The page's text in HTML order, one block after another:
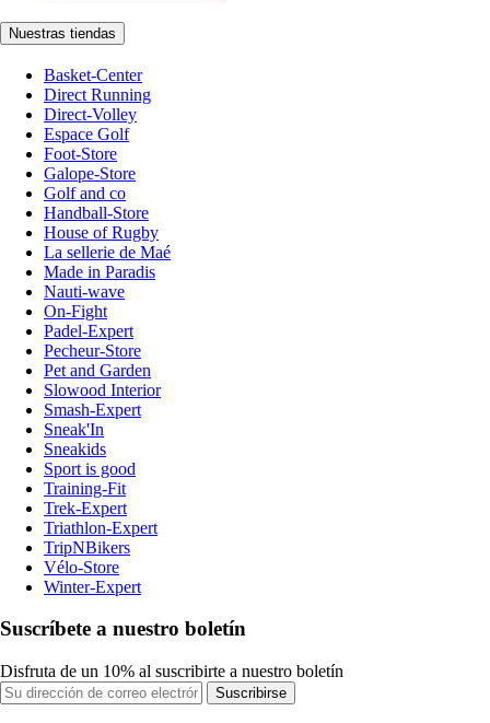
Nuestras tiendas
Basket-Center
Direct Running
Direct-Volley
Espace Golf
Foot-Store
Galope-Store
Golf and co
Handball-Store
House of Rugby
La sellerie de Maé
Made in Paradis
Nauti-wave
On-Fight
Padel-Expert
Pecheur-Store
Pet and Garden
Slowood Interior
Smash-Expert
Sneak'In
Sneakids
Sport is good
Training-Fit
Trek-Expert
Triathlon-Expert
TripNBikers
Vélo-Store
Winter-Expert
Suscríbete a nuestro boletín
Disfruta de un 10% al suscribirte a nuestro boletín
Suscribirse